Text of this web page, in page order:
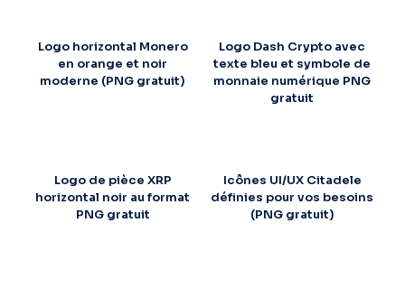
Logo horizontal Monero
en orange et noir
moderne (PNG gratuit)
Logo Dash Crypto avec
texte bleu et symbole de
monnaie numérique PNG
gratuit
Logo de pièce XRP
horizontal noir au format
PNG gratuit
Icônes UI/UX Citadele
définies pour vos besoins
(PNG gratuit)